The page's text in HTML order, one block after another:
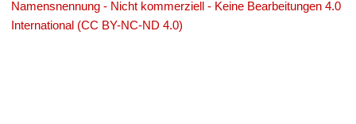
Namensnennung - Nicht kommerziell - Keine Bearbeitungen 4.0
International (CC BY-NC-ND 4.0)